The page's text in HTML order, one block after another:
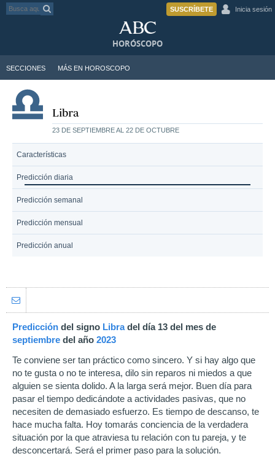
SUSCRÍBETE Inicia sesión
SECCIONES MÁS EN HOROSCOPO
HORÓSCOPO
Libra
23 DE SEPTIEMBRE AL 22 DE OCTUBRE
Características
Predicción diaria
Predicción semanal
Predicción mensual
Predicción anual
Predicción del signo Libra del día 13 del mes de
septiembre del año 2023
Te conviene ser tan práctico como sincero. Y si hay algo que
no te gusta o no te interesa, dilo sin reparos ni miedos a que
alguien se sienta dolido. A la larga será mejor. Buen día para
pasar el tiempo dedicándote a actividades pasivas, que no
necesiten de demasiado esfuerzo. Es tiempo de descanso, te
hace mucha falta. Hoy tomarás conciencia de la verdadera
situación por la que atraviesa tu relación con tu pareja, y te
desconcertará. Será el primer paso para la solución.